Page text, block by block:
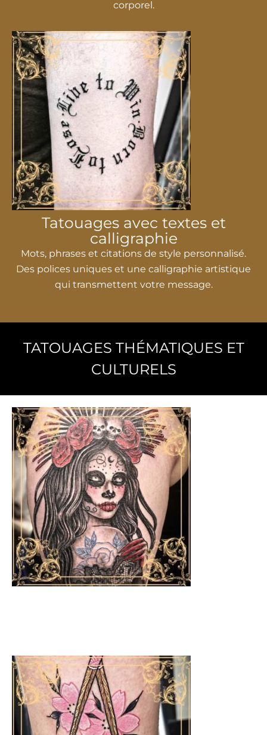
corporel.
Tatouages ​​avec textes et
calligraphie
Mots, phrases et citations de style personnalisé.
Des polices uniques et une calligraphie artistique
qui transmettent votre message.
TATOUAGES ​​THÉMATIQUES ET
CULTURELS